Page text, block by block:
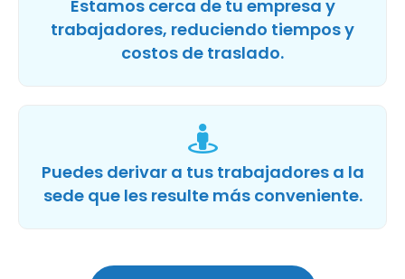
Estamos cerca de tu empresa y
trabajadores, reduciendo tiempos y
costos de traslado.
Puedes derivar a tus trabajadores a la
sede que les resulte más conveniente.